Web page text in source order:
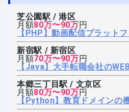
芝公園駅 / 港区
月額80万〜90万円
【PHP】動画配信プラット
新宿駅 / 新宿区
月額70万〜90万円
【Java】大手転職会社の
本郷三丁目駅 / 文京区
月額80万〜90万円
【Python】教育ドメインの